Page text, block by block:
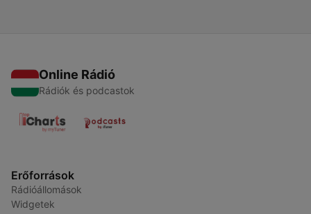
Online Rádió
Rádiók és podcastok
Erőforrások
Rádióállomások
Widgetek